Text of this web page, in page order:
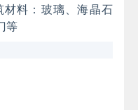
料：玻璃、海晶石
等